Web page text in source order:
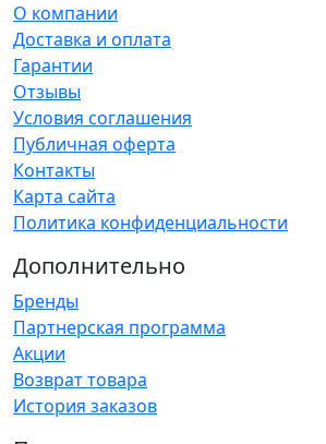
О компании
Доставка и оплата
Гарантии
Отзывы
Условия соглашения
Публичная оферта
Контакты
Карта сайта
Политика конфиденциальности
Дополнительно
Бренды
Партнерская программа
Акции
Возврат товара
История заказов